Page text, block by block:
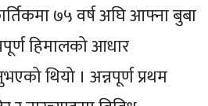
७५ वर्ष अघि आफ्ना बुबा
हिमालको आधार
थियो । अन्नपूर्ण प्रथम